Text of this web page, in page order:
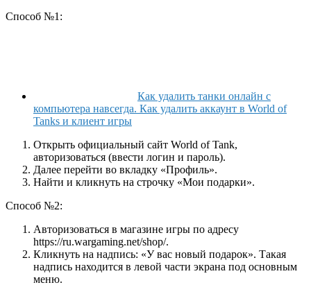
Способ №1:
Как удалить танки онлайн с
компьютера навсегда. Как удалить аккаунт в World of
Tanks и клиент игры
Открыть официальный сайт World of Tank,
авторизоваться (ввести логин и пароль).
Далее перейти во вкладку «Профиль».
Найти и кликнуть на строчку «Мои подарки».
Способ №2:
Авторизоваться в магазине игры по адресу
https://ru.wargaming.net/shop/.
Кликнуть на надпись: «У вас новый подарок». Такая
надпись находится в левой части экрана под основным
меню.